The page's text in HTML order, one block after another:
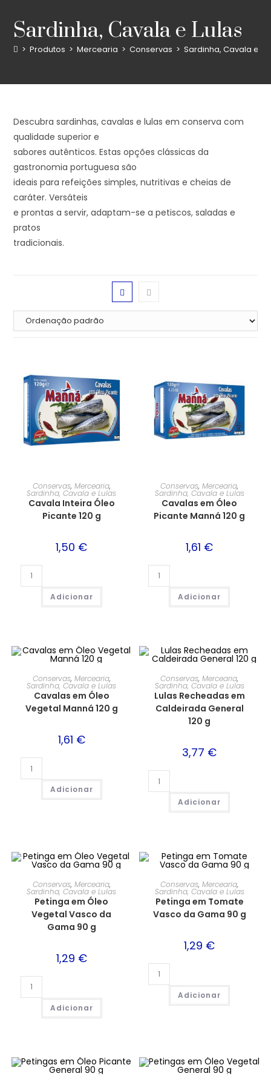
Sardinha, Cavala e Lulas
> Produtos > Mercearia > Conservas > Sardinha, Cavala e
Descubra sardinhas, cavalas e lulas em conserva com
qualidade superior e
sabores autênticos. Estas opções clássicas da
gastronomia portuguesa são
ideais para refeições simples, nutritivas e cheias de
caráter. Versáteis
e prontas a servir, adaptam-se a petiscos, saladas e
pratos
tradicionais.
Conservas, Mercearia,
Sardinha, Cavala e Lulas
Cavala Inteira Óleo
Picante 120 g
1,50 €
Adicionar
Conservas,Mercearia,
Sardinha, Cavala e Lulas
Cavalas em Óleo
Picante Manná 120 g
1,61 €
Adicionar
Conservas, Mercearia,
Sardinha, Cavala e Lulas
Cavalas em Óleo
Vegetal Manná 120 g
1,61 €
Adicionar
Conservas,Mercearia,
Sardinha, Cavala e Lulas
Lulas Recheadas em
Caldeirada General
120 g
3,77 €
Adicionar
Conservas, Mercearia,
Sardinha, Cavala e Lulas
Petinga em Óleo
Vegetal Vasco da
Gama 90 g
1,29 €
Adicionar
Conservas,Mercearia,
Sardinha, Cavala e Lulas
Petinga em Tomate
Vasco da Gama 90 g
1,29 €
Adicionar